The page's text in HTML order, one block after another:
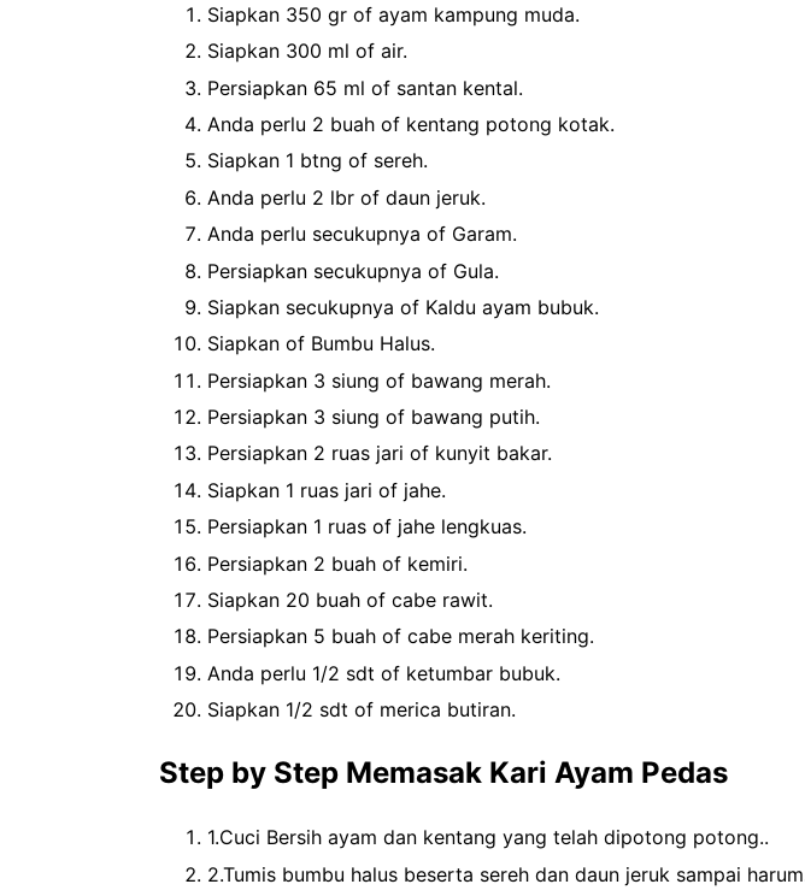
Siapkan 350 gr of ayam kampung muda.
Siapkan 300 ml of air.
Persiapkan 65 ml of santan kental.
Anda perlu 2 buah of kentang potong kotak.
Siapkan 1 btng of sereh.
Anda perlu 2 lbr of daun jeruk.
Anda perlu secukupnya of Garam.
Persiapkan secukupnya of Gula.
Siapkan secukupnya of Kaldu ayam bubuk.
Siapkan of Bumbu Halus.
Persiapkan 3 siung of bawang merah.
Persiapkan 3 siung of bawang putih.
Persiapkan 2 ruas jari of kunyit bakar.
Siapkan 1 ruas jari of jahe.
Persiapkan 1 ruas of jahe lengkuas.
Persiapkan 2 buah of kemiri.
Siapkan 20 buah of cabe rawit.
Persiapkan 5 buah of cabe merah keriting.
Anda perlu 1/2 sdt of ketumbar bubuk.
Siapkan 1/2 sdt of merica butiran.
Step by Step Memasak Kari Ayam Pedas
1.Cuci Bersih ayam dan kentang yang telah dipotong potong..
2.Tumis bumbu halus beserta sereh dan daun jeruk sampai